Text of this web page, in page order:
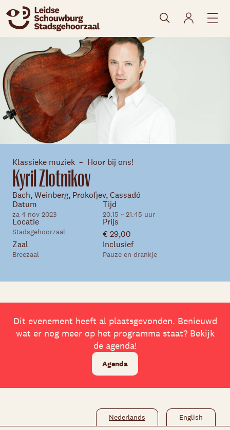
naar agenda
Klassieke muziek Hoor bij ons!
Kyril Zlotnikov
Bach, Weinberg, Prokofjev, Cassadó
Datum
za 4 nov 2023
Tijd
20.15 ~ 21.45 uur
Locatie
Stadsgehoorzaal
Prijs
€ 29,00
Zaal
Breezaal
Inclusief
Pauze en drankje
Dit evenement heeft al plaatsgevonden. Benieuwd
wat er nog meer op het programma staat? Bekijk
de agenda!
Agenda
Nederlands English